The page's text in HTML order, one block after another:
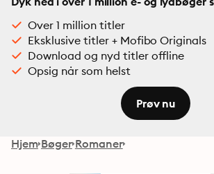
Over 1 million titler
Eksklusive titler + Mofibo Originals
Download og nyd titler offline
Opsig når som helst
Prøv nu
Hjem Bøger Romaner